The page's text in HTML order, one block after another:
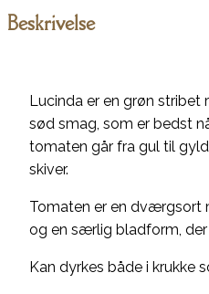
Beskrivelse
Lucinda er en grøn
sød smag, som er bedst
tomaten går fra gul til
skiver.
Tomaten er en
og en særlig bladform,
Kan dyrkes både i krukke